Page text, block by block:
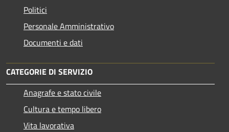
Politici
Personale Amministrativo
Documenti e dati
CATEGORIE DI SERVIZIO
Anagrafe e stato civile
Cultura e tempo libero
Vita lavorativa